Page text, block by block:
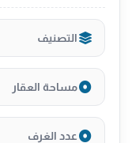
2️⃣ حمام
2️⃣ غرفه
🔹 مطبخ ومستودع
🔹درج داخلي
1️⃣ غرفه ماستر
1️⃣ غرفه
التصنيف
مساحة العقار
عدد الغرف